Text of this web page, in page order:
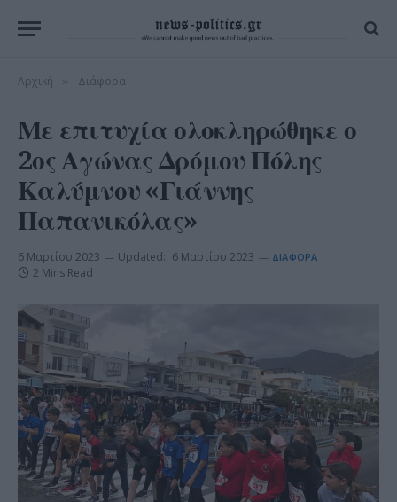
Αρχική Διάφορα
Με επιτυχία ολοκληρώθηκε ο
2ος Αγώνας Δρόμου Πόλης
Καλύμνου «Γιάννης
Παπανικόλας»
6 Μαρτίου 2023 Updated: 6 Μαρτίου 2023 ΔΙΆΦΟΡΑ
2 Mins Read